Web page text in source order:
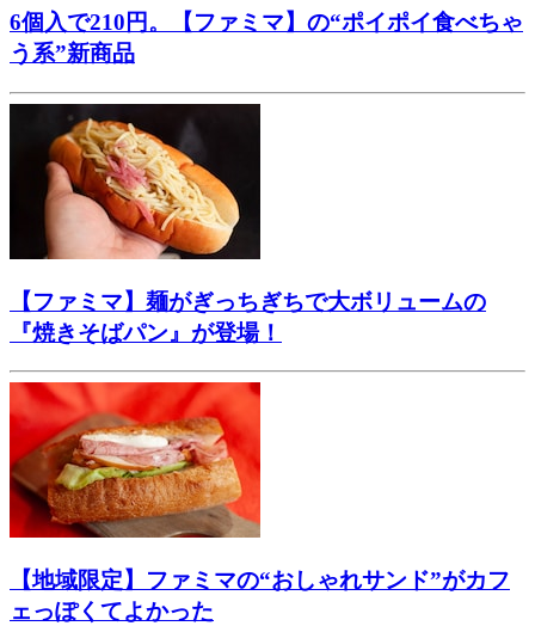
6個入で210円。【ファミマ】の“ポイポイ食べちゃ
う系”新商品
【ファミマ】麺がぎっちぎちで大ボリュームの
『焼きそばパン』が登場！
【地域限定】ファミマの“おしゃれサンド”がカフ
ェっぽくてよかった